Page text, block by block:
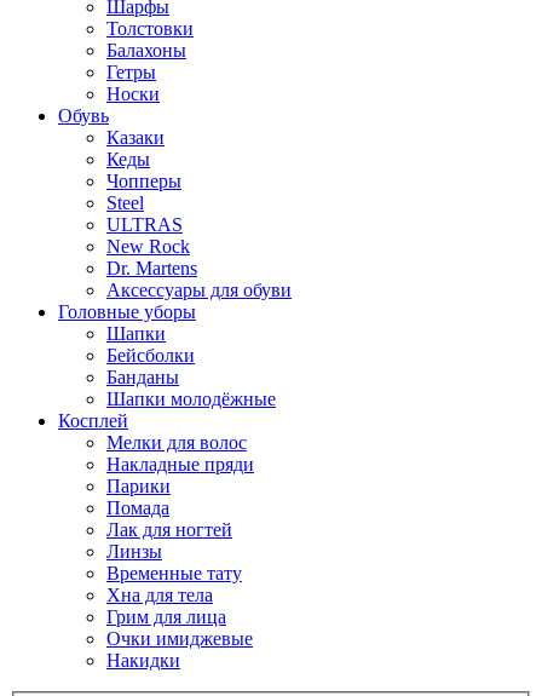
Шарфы
Толстовки
Балахоны
Гетры
Носки
Обувь
Казаки
Кеды
Чопперы
Steel
ULTRAS
New Rock
Dr. Martens
Аксессуары для обуви
Головные уборы
Шапки
Бейсболки
Банданы
Шапки молодёжные
Косплей
Мелки для волос
Накладные пряди
Парики
Помада
Лак для ногтей
Линзы
Временные тату
Хна для тела
Грим для лица
Очки имиджевые
Накидки